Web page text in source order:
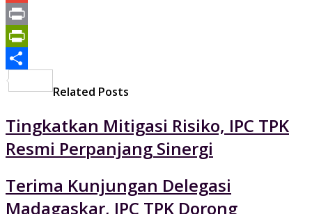
Mail
Gmail
Print
PrintFriendly
Related Posts
Tingkatkan Mitigasi Risiko, IPC TPK
Resmi Perpanjang Sinergi
Terima Kunjungan Delegasi
Madagaskar, IPC TPK Dorong